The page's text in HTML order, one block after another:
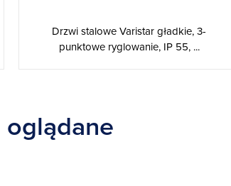
Drzwi stalowe Varistar gładkie, 3-
punktowe ryglowanie, IP 55, ...
oglądane